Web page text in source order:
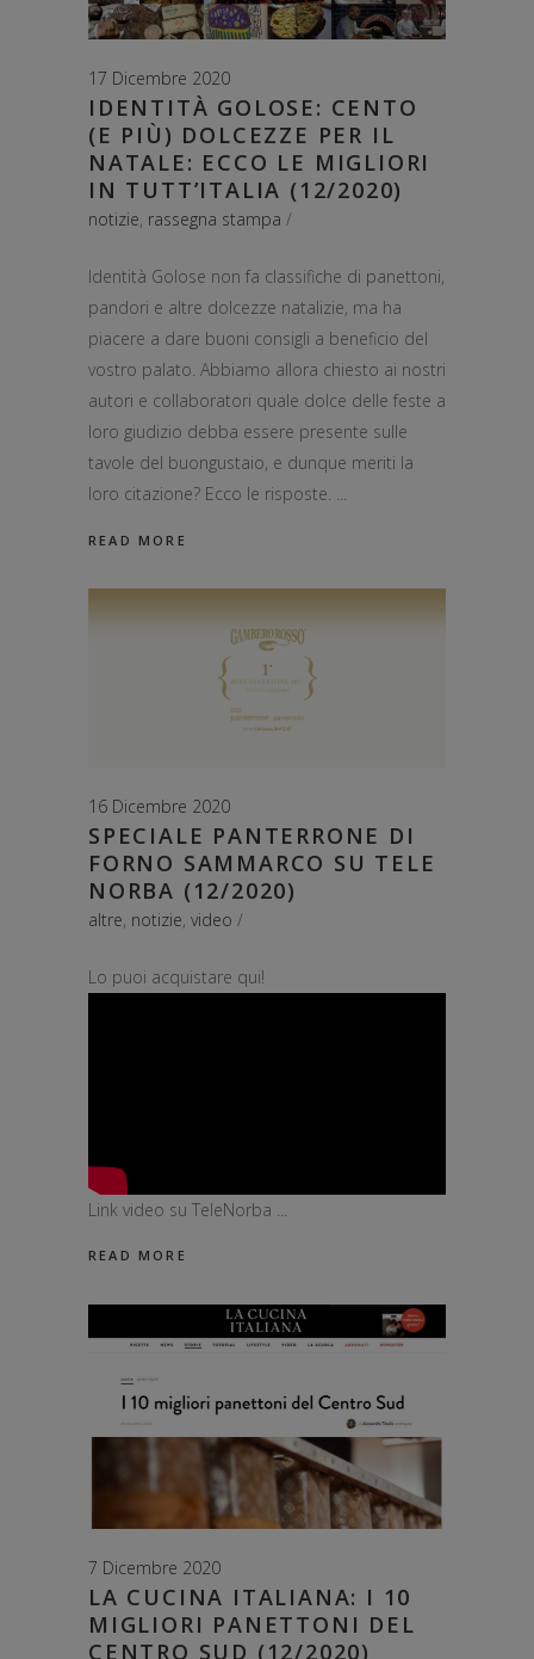
17 Dicembre 2020
IDENTITÀ GOLOSE: CENTO
(E PIÙ) DOLCEZZE PER IL
NATALE: ECCO LE MIGLIORI
IN TUTT’ITALIA (12/2020)
notizie, rassegna stampa
Identità Golose non fa classifiche di panettoni,
pandori e altre dolcezze natalizie, ma ha
piacere a dare buoni consigli a beneficio del
vostro palato. Abbiamo allora chiesto ai nostri
autori e collaboratori quale dolce delle feste a
loro giudizio debba essere presente sulle
tavole del buongustaio, e dunque meriti la
loro citazione? Ecco le risposte.
READ MORE
16 Dicembre 2020
SPECIALE PANTERRONE DI
FORNO SAMMARCO SU TELE
NORBA (12/2020)
altre, notizie, video
Lo puoi acquistare qui!
Link video su TeleNorba
READ MORE
7 Dicembre 2020
LA CUCINA ITALIANA: I 10
MIGLIORI PANETTONI DEL
CENTRO SUD (12/2020)